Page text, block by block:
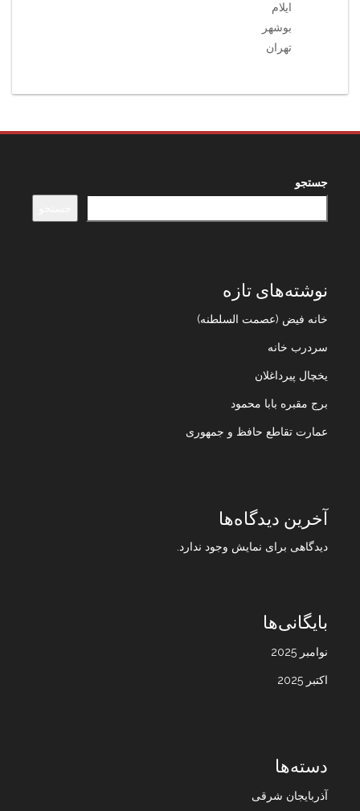
ایلام
بوشهر
تهران
جستجو
نوشته‌های تازه
خانه فیض (عصمت السلطنه)
سردرب خانه
یخچال پیرداغلان
برج مقبره بابا محمود
عمارت تقاطع حافظ و جمهوری
آخرین دیدگاه‌ها
دیدگاهی برای نمایش وجود ندارد.
بایگانی‌ها
نوامبر 2025
اکتبر 2025
دسته‌ها
آذربایجان شرقی